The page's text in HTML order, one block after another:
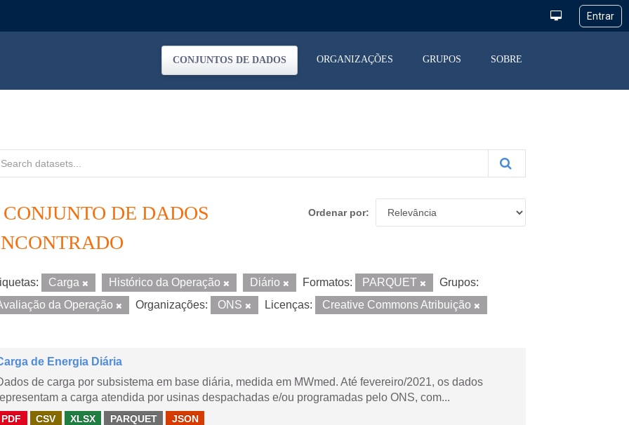
CONJUNTOS DE DADOS ORGANIZAÇÕES GRUPOS SOBRE
Ordenar por
CONJUNTO DE DADOS
Carga Histórico da Operação Diário Formatos: PARQUET
Grupos:
da Operação
Organizações: ONS Licenças: Creative Commons Atribuição
de Energia Diária
de carga por subsistema em base diária, medida em MWmed. Até fevereiro/2021, os dados
a carga atendida por usinas despachadas e/ou programadas pelo ONS, com...
PDF CSV XLSX PARQUET JSON